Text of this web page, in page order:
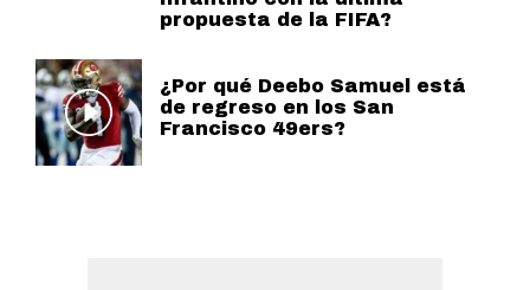
propuesta de la FIFA?
¿Por qué Deebo Samuel está
de regreso en los San
Francisco 49ers?